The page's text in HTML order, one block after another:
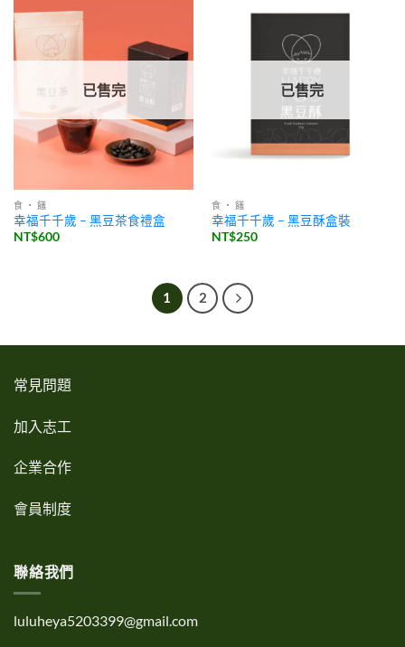
已售完
食 ・ 饈
幸福千千歲 – 黑豆茶食禮盒
NT$600
已售完
食 ・ 饈
幸福千千歲 – 黑豆酥盒裝
NT$250
1 2
常見問題
加入志工
企業合作
會員制度
聯絡我們
luluheya5203399@gmail.com